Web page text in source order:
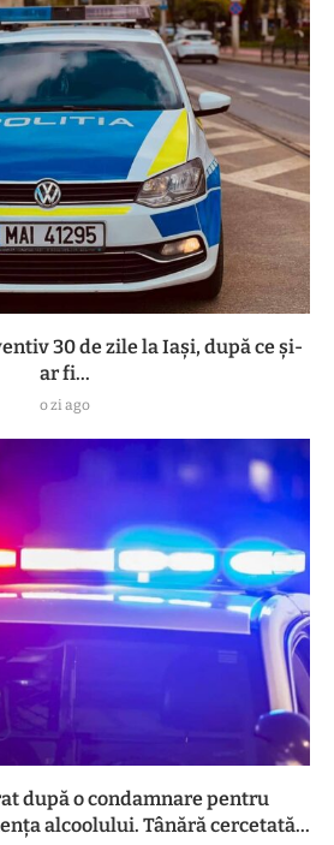
30 de zile la Iași, după ce și-
ar fi...
o zi ago
după o condamnare pentru
alcoolului. Tânără cercetată...